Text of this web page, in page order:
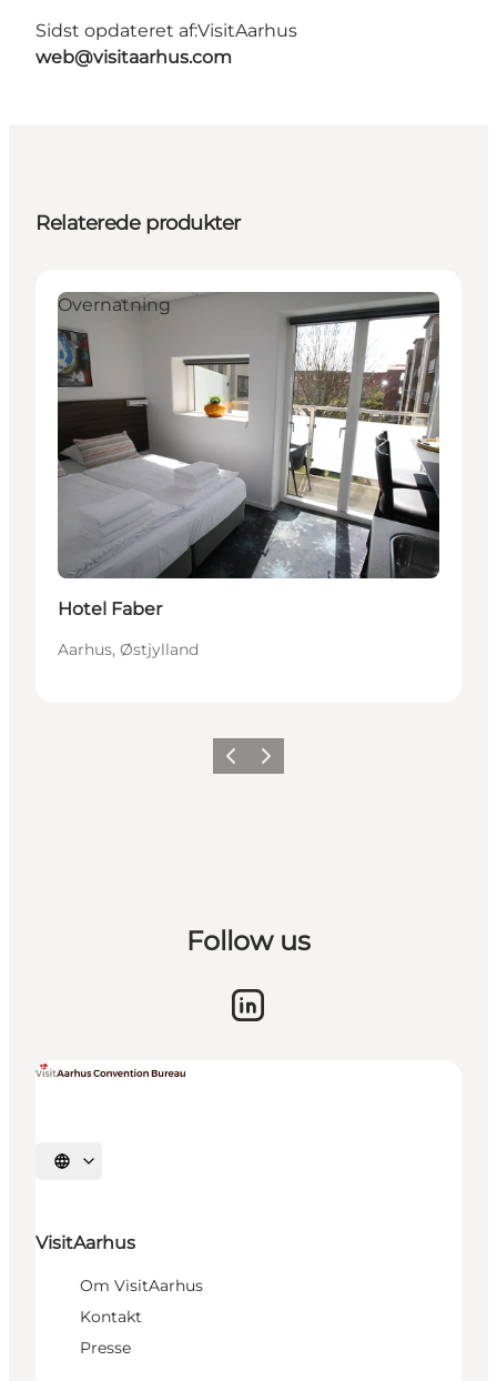
Sidst opdateret af:VisitAarhus
web@visitaarhus.com
Relaterede produkter
Overnatning
Hotel Faber
Aarhus, Østjylland
ForrigeNæste
Follow us
Vælg sprog
VisitAarhus
Om VisitAarhus
Kontakt
Presse